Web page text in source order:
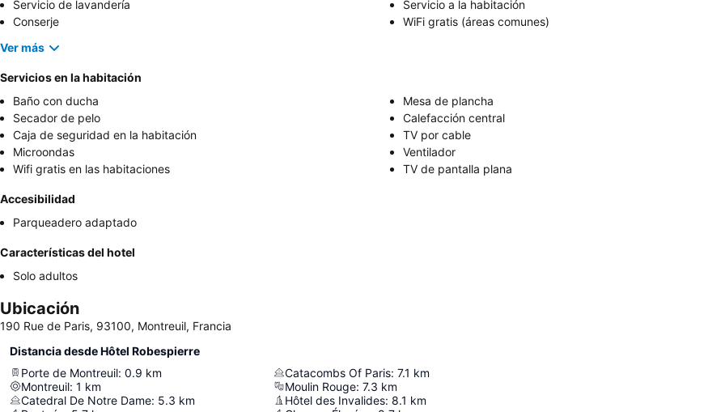
Servicio de lavandería
Servicio a la habitación
Conserje
WiFi gratis (áreas comunes)
Ver más
Servicios en la habitación
Baño con ducha
Mesa de plancha
Secador de pelo
Calefacción central
Caja de seguridad en la habitación
TV por cable
Microondas
Ventilador
Wifi gratis en las habitaciones
TV de pantalla plana
Accesibilidad
Parqueadero adaptado
Características del hotel
Solo adultos
Ubicación
190 Rue de Paris, 93100, Montreuil, Francia
Distancia desde Hôtel Robespierre
Porte de Montreuil: 0.9 km
Montreuil: 1 km
Catedral De Notre Dame: 5.3 km
Catacombs Of Paris: 7.1 km
Moulin Rouge: 7.3 km
Hôtel des Invalides: 8.1 km